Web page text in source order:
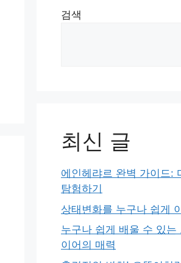
검색
최신 글
에인헤랴르 완벽 가이드:
탐험하기
상태변화를 누구나 쉽게
누구나 쉽게 배울 수 있는
이어의 매력